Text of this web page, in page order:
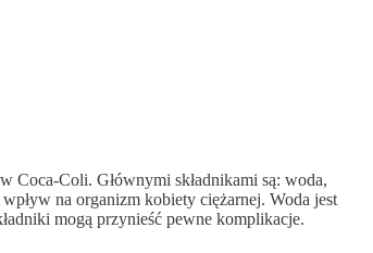
Coca-Coli. Głównymi składnikami są: woda,
na organizm kobiety ciężarnej. Woda jest
mogą przynieść pewne komplikacje.